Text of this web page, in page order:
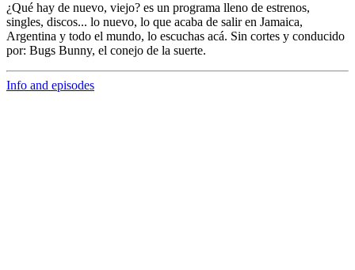
¿Qué hay de nuevo, viejo? es un programa lleno de estrenos,
singles, discos... lo nuevo, lo que acaba de salir en Jamaica,
Argentina y todo el mundo, lo escuchas acá. Sin cortes y conducido
por: Bugs Bunny, el conejo de la suerte.
Info and episodes